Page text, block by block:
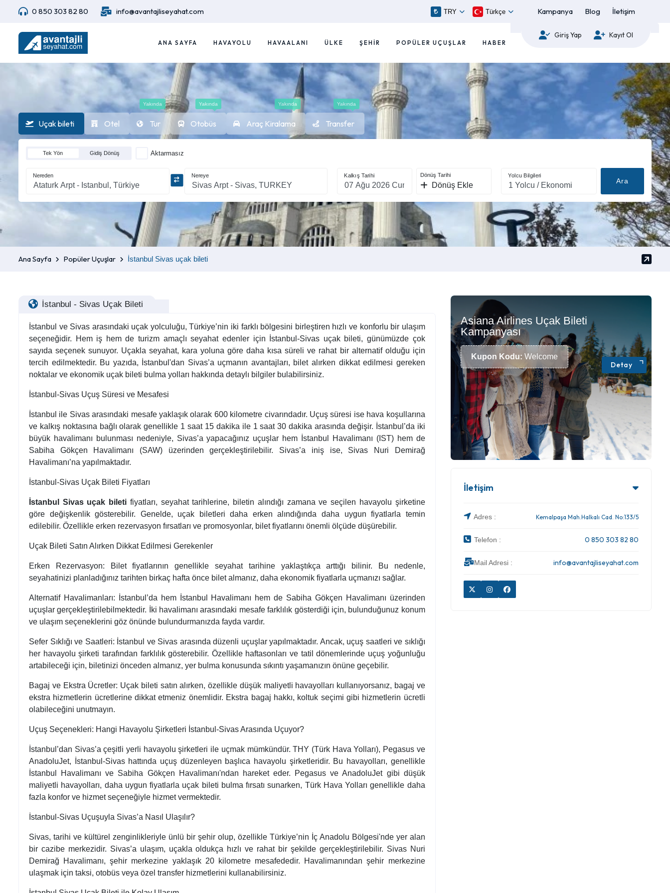
0 850 303 82 80 info@avantajliseyahat.com TRY Türkçe Kampanya Blog İletişim
ANA SAYFA HAVAYOLU HAVAALANI ÜLKE ŞEHIR POPÜLER UÇUŞLAR HABER
Giriş Yap Kayıt Ol
Uçak bileti Otel
Yakında
Tur
Yakında
Otobüs
Yakında
Araç Kiralama
Yakında
Transfer
Tek Yön Gidiş Dönüş Aktarmasız
Nereden Nereye Kalkış Tarihi Dönüş Tarihi
Dönüş Ekle
Yolcu Bilgileri
Ara
Ana Sayfa Popüler Uçuşlar İstanbul Sivas uçak bileti
İstanbul - Sivas Uçak Bileti
İstanbul ve Sivas arasındaki uçak yolculuğu, Türkiye’nin iki farklı bölgesini birleştiren hızlı ve konforlu bir ulaşım
seçeneğidir. Hem iş hem de turizm amaçlı seyahat edenler için İstanbul-Sivas uçak bileti, günümüzde çok
sayıda seçenek sunuyor. Uçakla seyahat, kara yoluna göre daha kısa süreli ve rahat bir alternatif olduğu için
tercih edilmektedir. Bu yazıda, İstanbul'dan Sivas’a uçmanın avantajları, bilet alırken dikkat edilmesi gereken
noktalar ve ekonomik uçak bileti bulma yolları hakkında detaylı bilgiler bulabilirsiniz.
İstanbul-Sivas Uçuş Süresi ve Mesafesi
İstanbul ile Sivas arasındaki mesafe yaklaşık olarak 600 kilometre civarındadır. Uçuş süresi ise hava koşullarına
ve kalkış noktasına bağlı olarak genellikle 1 saat 15 dakika ile 1 saat 30 dakika arasında değişir. İstanbul’da iki
büyük havalimanı bulunması nedeniyle, Sivas’a yapacağınız uçuşlar hem İstanbul Havalimanı (IST) hem de
Sabiha Gökçen Havalimanı (SAW) üzerinden gerçekleştirilebilir. Sivas’a iniş ise, Sivas Nuri Demirağ
Havalimanı’na yapılmaktadır.
İstanbul-Sivas Uçak Bileti Fiyatları
İstanbul Sivas uçak bileti fiyatları, seyahat tarihlerine, biletin alındığı zamana ve seçilen havayolu şirketine
göre değişkenlik gösterebilir. Genelde, uçak biletleri daha erken alındığında daha uygun fiyatlarla temin
edilebilir. Özellikle erken rezervasyon fırsatları ve promosyonlar, bilet fiyatlarını önemli ölçüde düşürebilir.
Uçak Bileti Satın Alırken Dikkat Edilmesi Gerekenler
Erken Rezervasyon: Bilet fiyatlarının genellikle seyahat tarihine yaklaştıkça arttığı bilinir. Bu nedenle,
seyahatinizi planladığınız tarihten birkaç hafta önce bilet almanız, daha ekonomik fiyatlarla uçmanızı sağlar.
Alternatif Havalimanları: İstanbul’da hem İstanbul Havalimanı hem de Sabiha Gökçen Havalimanı üzerinden
uçuşlar gerçekleştirilebilmektedir. İki havalimanı arasındaki mesafe farklılık gösterdiği için, bulunduğunuz konum
ve ulaşım seçeneklerini göz önünde bulundurmanızda fayda vardır.
Sefer Sıklığı ve Saatleri: İstanbul ve Sivas arasında düzenli uçuşlar yapılmaktadır. Ancak, uçuş saatleri ve sıklığı
her havayolu şirketi tarafından farklılık gösterebilir. Özellikle haftasonları ve tatil dönemlerinde uçuş yoğunluğu
artabileceği için, biletinizi önceden almanız, yer bulma konusunda sıkıntı yaşamanızın önüne geçebilir.
Bagaj ve Ekstra Ücretler: Uçak bileti satın alırken, özellikle düşük maliyetli havayolları kullanıyorsanız, bagaj ve
ekstra hizmetlerin ücretlerine dikkat etmeniz önemlidir. Ekstra bagaj hakkı, koltuk seçimi gibi hizmetlerin ücretli
olabileceğini unutmayın.
Uçuş Seçenekleri: Hangi Havayolu Şirketleri İstanbul-Sivas Arasında Uçuyor?
İstanbul’dan Sivas’a çeşitli yerli havayolu şirketleri ile uçmak mümkündür. THY (Türk Hava Yolları), Pegasus ve
AnadoluJet, İstanbul-Sivas hattında uçuş düzenleyen başlıca havayolu şirketleridir. Bu havayolları, genellikle
İstanbul Havalimanı ve Sabiha Gökçen Havalimanı'ndan hareket eder. Pegasus ve AnadoluJet gibi düşük
maliyetli havayolları, daha uygun fiyatlarla uçak bileti bulma fırsatı sunarken, Türk Hava Yolları genellikle daha
fazla konfor ve hizmet seçeneğiyle hizmet vermektedir.
İstanbul-Sivas Uçuşuyla Sivas’a Nasıl Ulaşılır?
Sivas, tarihi ve kültürel zenginlikleriyle ünlü bir şehir olup, özellikle Türkiye’nin İç Anadolu Bölgesi'nde yer alan
bir cazibe merkezidir. Sivas’a ulaşım, uçakla oldukça hızlı ve rahat bir şekilde gerçekleştirilebilir. Sivas Nuri
Demirağ Havalimanı, şehir merkezine yaklaşık 20 kilometre mesafededir. Havalimanından şehir merkezine
ulaşmak için taksi, otobüs veya özel transfer hizmetlerini kullanabilirsiniz.
Asiana Airlines Uçak Bileti
Kampanyası
Kupon Kodu: Welcome
Detay
İletişim
Adres : Kemalpaşa Mah.Halkalı Cad. No:133/5
Telefon : 0 850 303 82 80
Mail Adresi : info@avantajliseyahat.com